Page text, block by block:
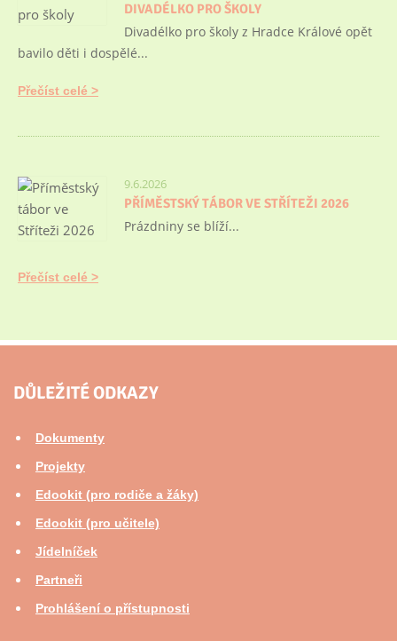
DIVADÉLKO PRO ŠKOLY
Divadélko pro školy z Hradce Králové opět
bavilo děti i dospělé...
Přečíst celé
9.6.2026
PŘÍMĚSTSKÝ TÁBOR VE STŘÍTEŽI 2026
Prázdniny se blíží...
Přečíst celé
DŮLEŽITÉ ODKAZY
Dokumenty
Projekty
Edookit (pro rodiče a žáky)
Edookit (pro učitele)
Jídelníček
Partneři
Prohlášení o přístupnosti